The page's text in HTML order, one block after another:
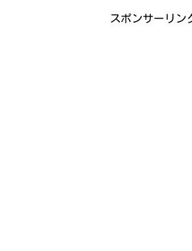
スポンサーリン